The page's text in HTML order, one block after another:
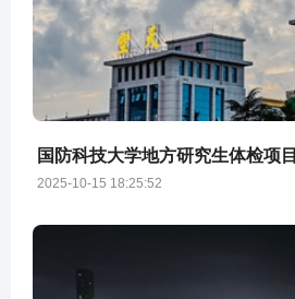
国防科技大学地方研究生体检项目
2025-10-15 18:25:52